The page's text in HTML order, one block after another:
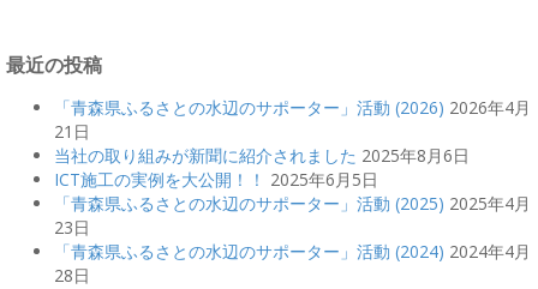
最近の投稿
「青森県ふるさとの水辺のサポーター」活動 (2026) 2026年4月
21日
当社の取り組みが新聞に紹介されました 2025年8月6日
ICT施工の実例を大公開！！ 2025年6月5日
「青森県ふるさとの水辺のサポーター」活動 (2025) 2025年4月
23日
「青森県ふるさとの水辺のサポーター」活動 (2024) 2024年4月
28日